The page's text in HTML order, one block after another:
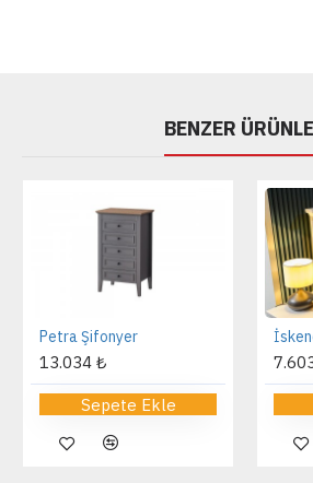
BENZER
Petra Şifonyer
13.034 ₺
Sepete Ekle